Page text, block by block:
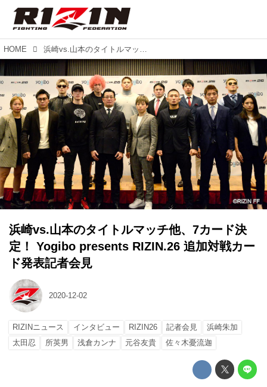
HOME 浜崎vs.山本のタイトルマッチ他、7カード決定！ Yogibo presents RIZIN.26 追加対戦カード発表記者会見
浜崎vs.山本のタイトルマッチ他、7カード決
定！ Yogibo presents RIZIN.26 追加対戦カー
ド発表記者会見
2020-12-02
RIZINニュース インタビュー RIZIN26 記者会見
浜崎朱加
太田忍
所英男 浅倉カンナ 元谷友貴 佐々木憂流迦